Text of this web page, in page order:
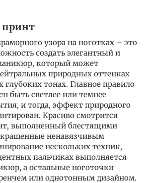
узора на ноготках – это
создать элегантный и
который может
природных оттенках
тонах. Главное правило
быть светлее или темнее
и тогда, эффект природного
Красиво смотрится
выполненный блестящими
ненавязчивым
нескольких техник,
пальчиках выполняется
а остальные ноготочки
или однотонным дизайном.